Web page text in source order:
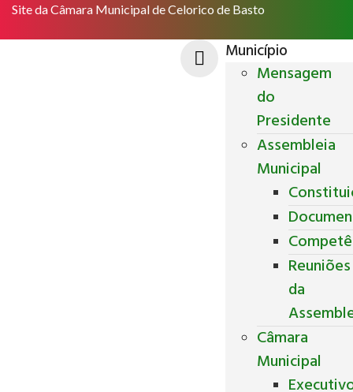
Site da Câmara Municipal de Celorico de Basto
Município
Mensagem
do
Presidente
Assembleia
Municipal
Reuniões
da
Câmara
Municipal